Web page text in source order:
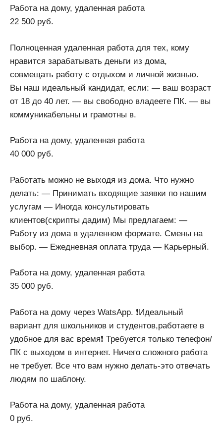
Работа на дому, удаленная работа
22 500 руб.
Полноценная удаленная работа для тех, кому
нравится зарабатывать деньги из дома,
совмещать работу с отдыхом и личной жизнью.
Вы наш идеальный кандидат, если: — ваш возраст
от 18 до 40 лет. — вы свободно владеете ПК. — вы
коммуникабельны и грамотны в.
Работа на дому, удаленная работа
40 000 руб.
Работать можно не выходя из дома. Что нужно
делать: — Принимать входящие заявки по нашим
услугам — Иногда консультировать
клиентов(скрипты дадим) Мы предлагаем: —
Работу из дома в удаленном формате. Смены на
выбор. — Ежедневная оплата труда — Карьерный.
Работа на дому, удаленная работа
35 000 руб.
Работа на дому через WatsApp. ❗Идеальный
вариант для школьников и студентов,работаете в
удобное для вас время❗ Требуется только телефон/
ПК с выходом в интернет. Ничего сложного работа
не требует. Все что вам нужно делать-это отвечать
людям по шаблону.
Работа на дому, удаленная работа
0 руб.